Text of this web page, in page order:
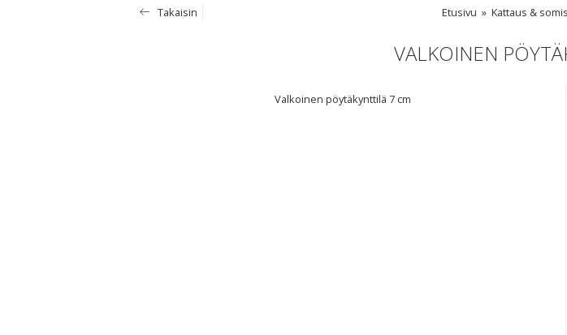
Takaisin Etusivu Kattaus &
VALKOINEN
Valkoinen pöytäkynttilä 7 cm